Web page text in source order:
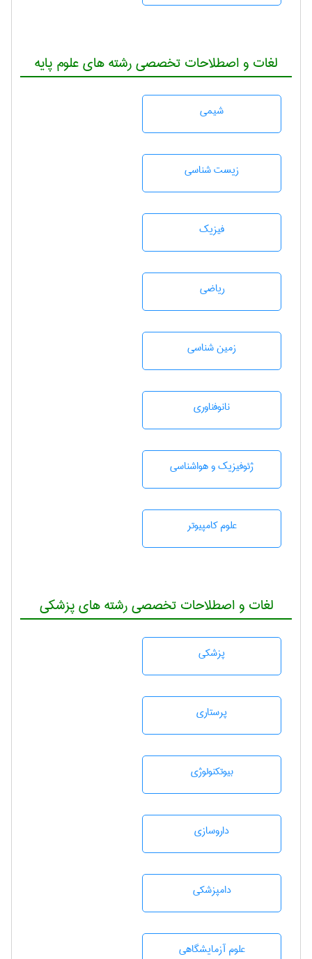
لغات و اصطلاحات تخصصی رشته های علوم پایه
شيمی
زيست شناسی
فیزیک
رياضی
زمين شناسی
نانوفناوری
ژئوفيزيك و هواشناسی
علوم کامپیوتر
لغات و اصطلاحات تخصصی رشته های پزشکی
پزشكی
پرستاری
بيوتكنولوژی
داروسازی
دامپزشكی
علوم آزمايشگاهی